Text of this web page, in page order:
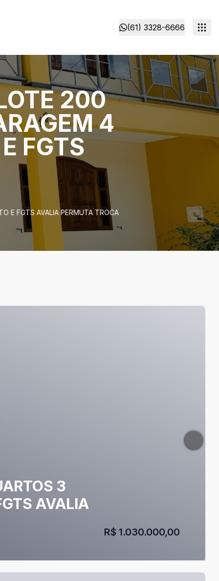
(61) 3328-6666
200
4
FGTS
E FGTS AVALIA PERMUTA TROCA
3
AVALIA
R$ 1.030.000,00